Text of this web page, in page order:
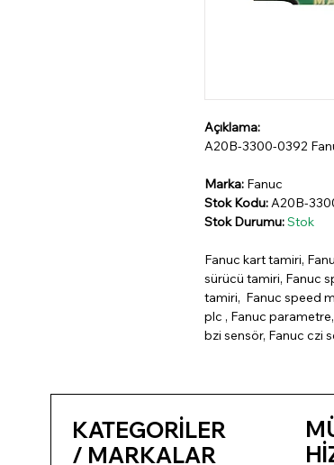
Açıklama:
A20B-3300-0392
Marka: Fanuc
Stok Kodu:A20B-
Stok Durumu:Stok
Fanuc kart tamiri,
sürücü tamiri, Fanuc
tamiri, Fanuc speed
plc , Fanuc
bzi sensör, Fanuc czi
KATEGORİLER
/ MARKALAR